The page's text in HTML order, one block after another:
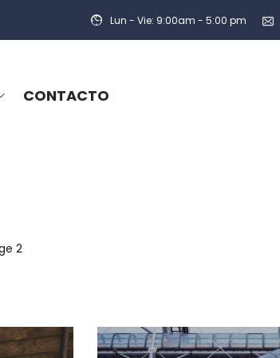
Lun - Vie: 9:00am - 5:00 pm
CONTACTO
2